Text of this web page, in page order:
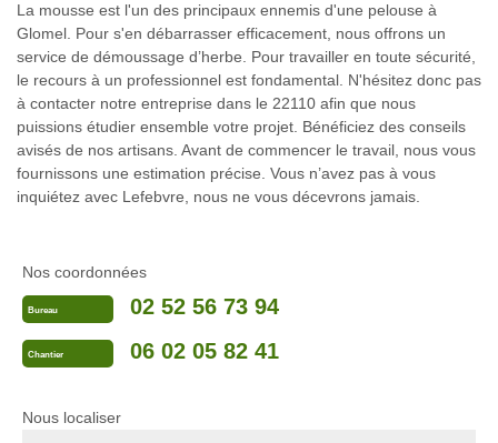
La mousse est l'un des principaux ennemis d'une pelouse à
Glomel. Pour s'en débarrasser efficacement, nous offrons un
service de démoussage d’herbe. Pour travailler en toute sécurité,
le recours à un professionnel est fondamental. N'hésitez donc pas
à contacter notre entreprise dans le 22110 afin que nous
puissions étudier ensemble votre projet. Bénéficiez des conseils
avisés de nos artisans. Avant de commencer le travail, nous vous
fournissons une estimation précise. Vous n’avez pas à vous
inquiétez avec Lefebvre, nous ne vous décevrons jamais.
Nos coordonnées
Bureau 02 52 56 73 94
Chantier 06 02 05 82 41
Nous localiser